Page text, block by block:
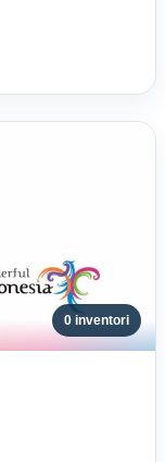
0 inventori